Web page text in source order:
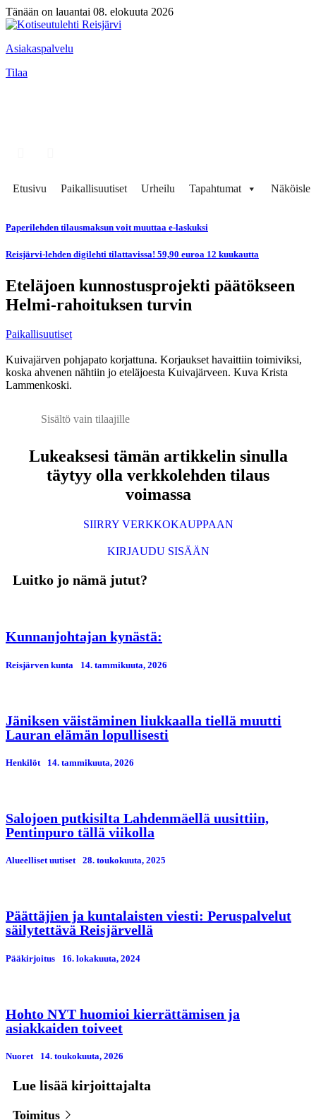
Tänään on lauantai 08. elokuuta 2026
Asiakaspalvelu
Tilaa
Etusivu Paikallisuutiset Urheilu Tapahtumat
Paperilehden tilausmaksun voit muuttaa e-laskuksi
Reisjärvi-lehden digilehti tilattavissa! 59,90 euroa 12 kuukautta
Eteläjoen kunnostusprojekti päätökseen
Helmi-rahoituksen turvin
Paikallisuutiset
Kuivajärven pohjapato korjattuna. Korjaukset havaittiin toimiviksi,
koska ahvenen nähtiin jo eteläjoesta Kuivajärveen. Kuva Krista
Lammenkoski.
Sisältö vain tilaajille
Lukeaksesi tämän artikkelin sinulla
täytyy olla verkkolehden tilaus
voimassa
SIIRRY VERKKOKAUPPAAN
KIRJAUDU SISÄÄN
Luitko jo nämä jutut?
Kunnanjohtajan kynästä:
Reisjärven kunta 14. tammikuuta, 2026
Jäniksen väistäminen liukkaalla tiellä muutti
Lauran elämän lopullisesti
Henkilöt 14. tammikuuta, 2026
Salojoen putkisilta Lahdenmäellä uusittiin,
Pentinpuro tällä viikolla
Alueelliset uutiset 28. toukokuuta, 2025
Päättäjien ja kuntalaisten viesti: Peruspalvelut
säilytettävä Reisjärvellä
Pääkirjoitus 16. lokakuuta, 2024
Hohto NYT huomioi kierrättämisen ja
asiakkaiden toiveet
Nuoret 14. toukokuuta, 2026
Lue lisää kirjoittajalta
Toimitus